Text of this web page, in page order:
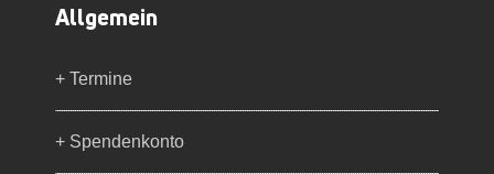
Allgemein
+ Termine
+ Spendenkonto